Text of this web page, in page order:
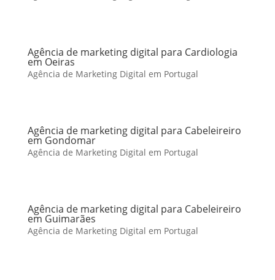
Agência de marketing digital para Cardiologia
em Oeiras
Agência de Marketing Digital em Portugal
Agência de marketing digital para Cabeleireiro
em Gondomar
Agência de Marketing Digital em Portugal
Agência de marketing digital para Cabeleireiro
em Guimarães
Agência de Marketing Digital em Portugal